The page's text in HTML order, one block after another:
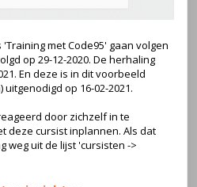
met Code95' gaan volgen
op 29-12-2020. De herhaling
En deze is in dit voorbeeld
op 16-02-2021.
door zichzelf in te
deze cursist inplannen. Als dat
weg uit de lijst 'cursisten ->